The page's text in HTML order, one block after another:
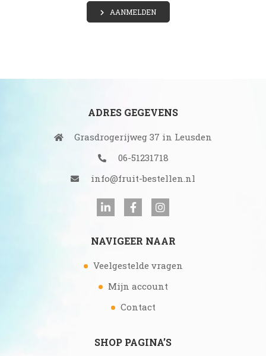
AANMELDEN
ADRES GEGEVENS
Grasdrogerijweg 37 in Leusden
06-51231718
info@fruit-bestellen.nl
NAVIGEER NAAR
Veelgestelde vragen
Mijn account
Contact
SHOP PAGINA’S